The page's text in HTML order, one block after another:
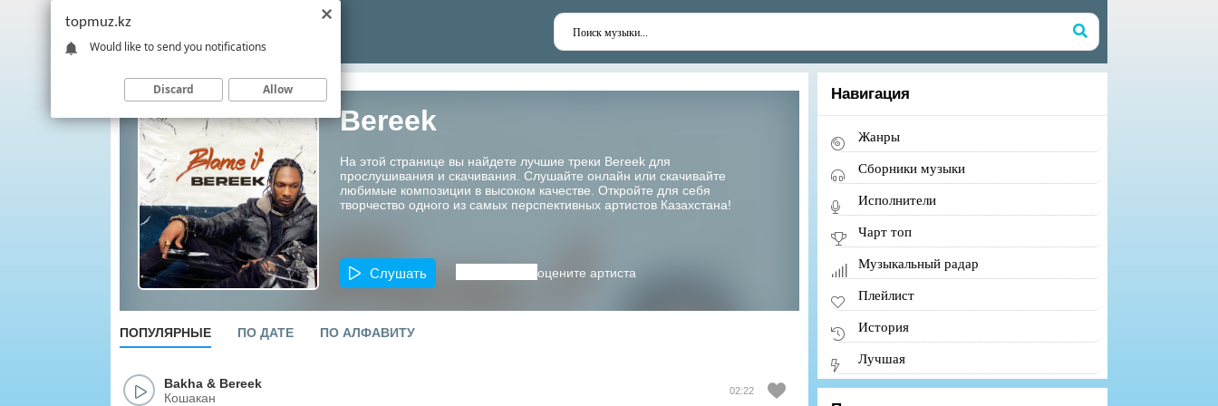
Bereek
На этой странице вы найдете лучшие треки Bereek для
прослушивания и скачивания. Слушайте онлайн или скачивайте
любимые композиции в высоком качестве. Откройте для себя
творчество одного из самых перспективных артистов Казахстана!
Слушать оцените артиста
ПОПУЛЯРНЫЕ ПО ДАТЕ ПО АЛФАВИТУ
Bakha & Bereek
Кошакан
02:22
Навигация
Жанры
Сборники музыки
Исполнители
Чарт топ
Музыкальный радар
Плейлист
История
Лучшая
topmuz.kz
Would like to send you notifications
Discard Allow